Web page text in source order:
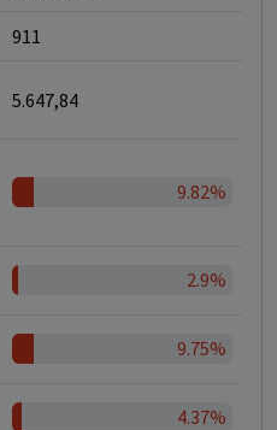
911
5.647,84
9.82%
2.9%
9.75%
4.37%